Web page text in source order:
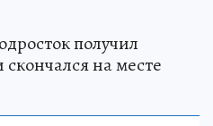
получил
на месте